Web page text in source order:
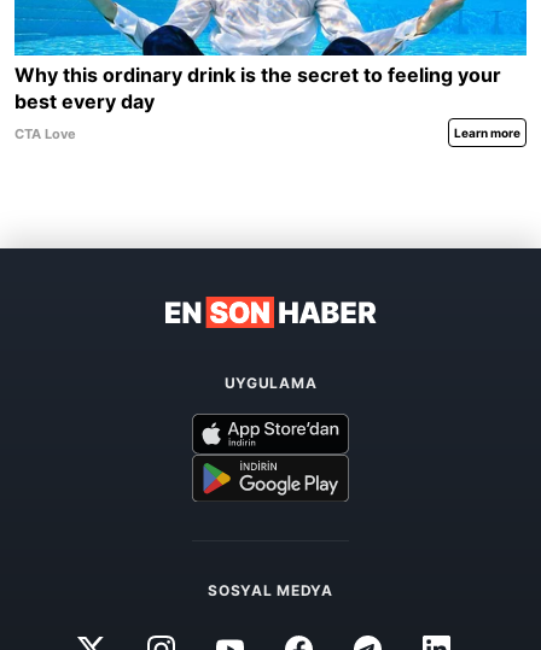
UYGULAMA
SOSYAL MEDYA